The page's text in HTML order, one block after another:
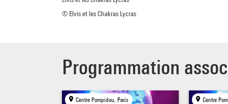
© Elvis et les Chakras Lycras
Programmation
Centre Pompidou, Paris Centre